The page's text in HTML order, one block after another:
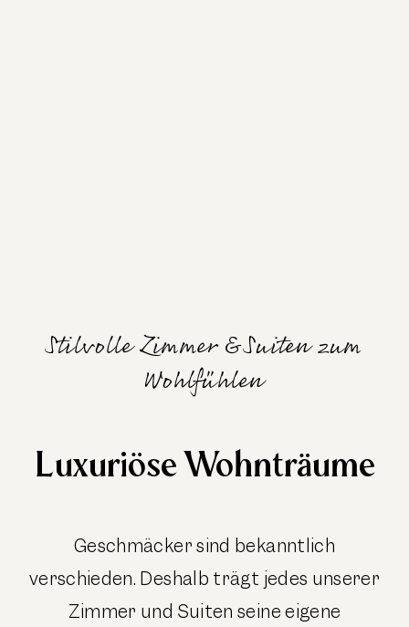
Stilvolle Zimmer & Suiten zum
Wohlfühlen
Luxuriöse Wohnträume
Geschmäcker sind bekanntlich
verschieden. Deshalb trägt jedes unserer
Zimmer und Suiten seine eigene